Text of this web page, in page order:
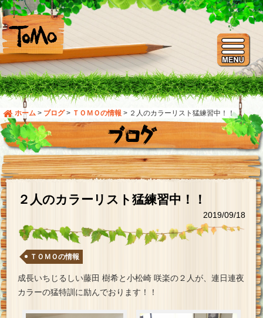
ホーム > ブログ> ＴＯＭＯの情報 > ２人のカラーリスト猛練習中！！
２人のカラーリスト猛練習中！！
2019/09/18
ＴＯＭＯの情報
成長いちじるしい藤田 樹希と小松崎 咲楽の２人が、連日連夜
カラーの猛特訓に励んでおります！！